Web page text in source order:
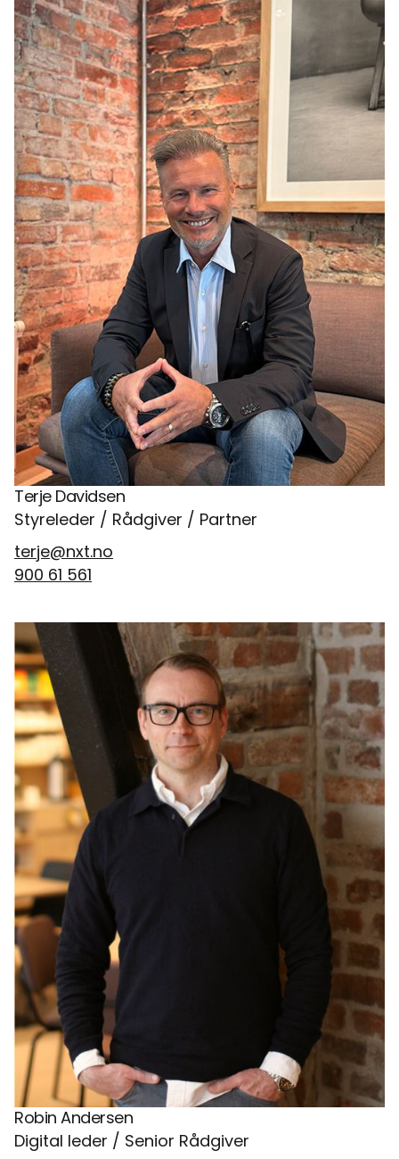
Terje Davidsen
Styreleder / Rådgiver / Partner
terje@nxt.no
900 61 561
Robin Andersen
Digital leder / Senior Rådgiver